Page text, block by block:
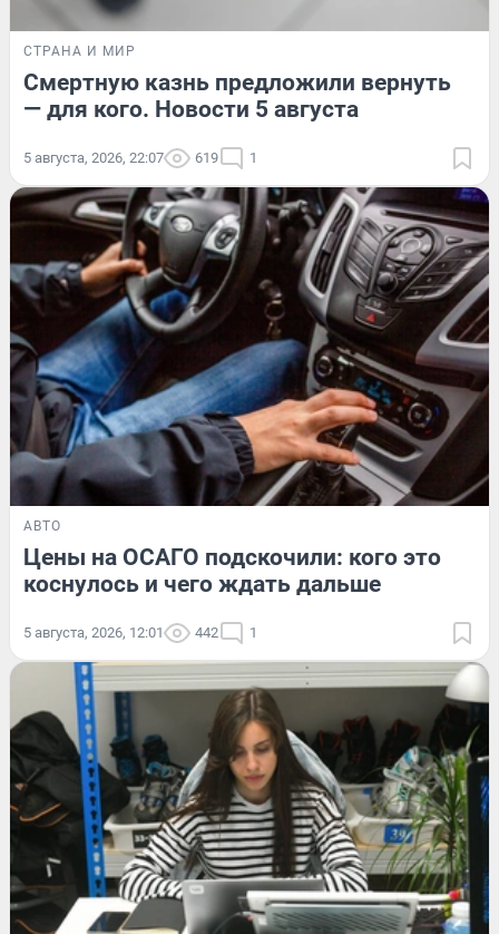
СТРАНА И МИР
Смертную казнь предложили вернуть
— для кого. Новости 5 августа
5 августа, 2026, 22:07 619 1
АВТО
Цены на ОСАГО подскочили: кого это
коснулось и чего ждать дальше
5 августа, 2026, 12:01 442 1